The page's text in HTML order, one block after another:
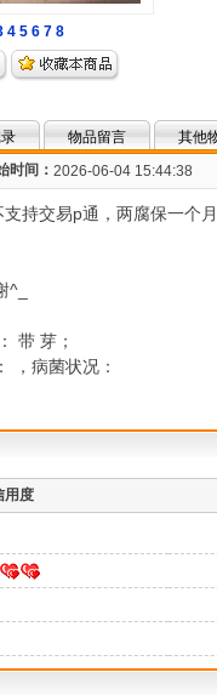
4 5 6 7 8
物品留言
其他
时间： 2026-06-04 15:44:38
持交易p通，两腐保一个
带 芽；
，病菌状况：
用度